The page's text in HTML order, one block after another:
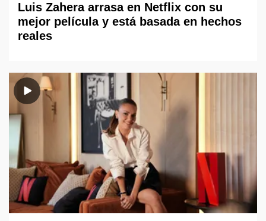
Luis Zahera arrasa en Netflix con su
mejor película y está basada en hechos
reales